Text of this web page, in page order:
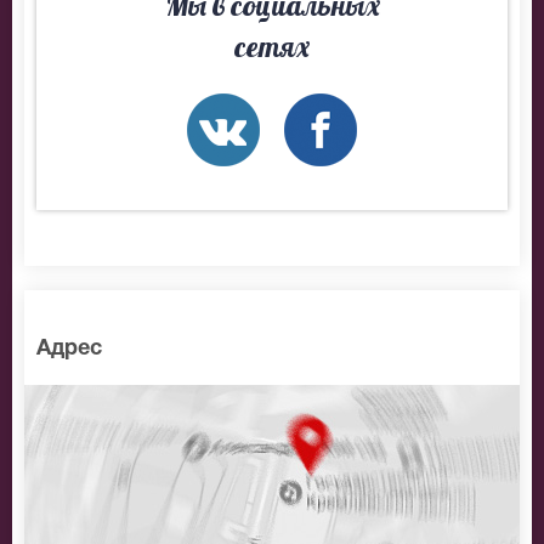
На нашем сайте всегда большой выбор билетов в
разные категории зрительного зала Концертный зал
Зарядье. Если не удалось найти нужные билеты на
Батист-Флориан Марль-Уврар, позвоните нам в call-
по доступной цене.
сетях
Адрес